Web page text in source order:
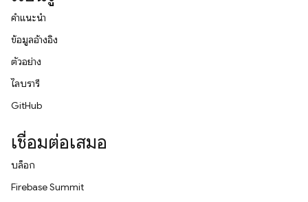
คำแนะนำ
ข้อมูลอ้างอิง
ตัวอย่าง
ไลบรารี
GitHub
เชื่อมต่อเสมอ
บล็อก
Firebase Summit